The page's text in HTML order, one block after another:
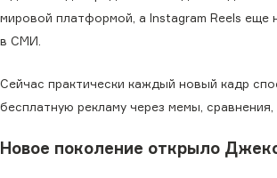
мировой платформой, а Instagram Reels еще
в СМИ.
Сейчас практически каждый новый кадр
бесплатную рекламу через мемы,
Новое поколение открыло